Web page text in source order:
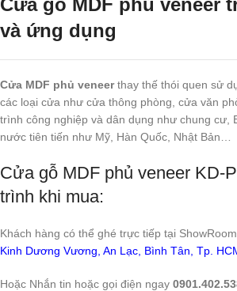
và ứng dụng
Cửa MDF phủ veneerthay thế thói quen sử
các loại cửa như cửa thông phòng, cửa văn
trình công nghiệp và dân dụng như chung cư,
nước tiên tiến như Mỹ, Hàn Quốc, Nhật Bản…
Cửa gỗ MDF phủ veneer KD-
trình khi mua:
Khách hàng có thể ghé trực tiếp tại
Kinh Dương Vương, An Lạc, Bình Tân, Tp.
Hoặc Nhắn tin hoặc gọi điện ngay